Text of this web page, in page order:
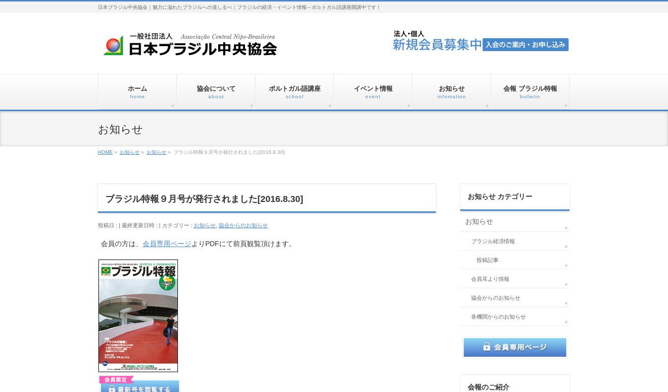
日本ブラジル中央協会｜魅力に溢れたブラジルへの道しるべ｜ブラジルの経済・イベント情報～ポルトガル語講座開講中です！
ホーム
home
協会について
about
ポルトガル語講座
school
イベント情報
event
お知らせ
infomation
会報 ブラジル特報
bulletin
お知らせ
HOME » お知らせ » お知らせ » ブラジル特報９月号が発行されました[2016.8.30]
ブラジル特報９月号が発行されました[2016.8.30]
投稿日 : 最終更新日時 : カテゴリー : お知らせ 協会からのお知らせ
会員の方は、 会員専用ページよりPDFにて前頁観覧頂けます。
お知らせ カテゴリー
お知らせ
ブラジル経済情報
投稿記事
会員耳より情報
協会からのお知らせ
各機関からのお知らせ
会報のご紹介